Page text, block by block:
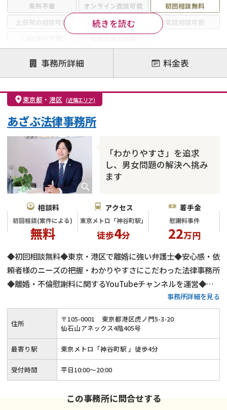
来所不要 オンライン面談可能
初回相談無料
土日祝の相談可能
19時以降電話可能
電話相談可能
注力案件
離婚前相談
離婚調停
離婚裁判
親権・面会交流権
DV
モラハラ
不貞・不倫慰謝料請求
国際離婚
財産分与
続きを読む
事務所詳細 料金表
東京都 ・ 港区 (近隣エリア)
「わかりやすさ」を追求
し、男女問題の解決へ挑み
ます
あざぶ法律事務所
相談料
初回相談(案件による)
無料
アクセス
東京メトロ「神谷町駅」
徒歩4分
着手金
慰謝料事件
22万円
◆初回相談無料◆東京・港区で離婚に強い弁護士◆安心感・依
頼者様のニーズの把握・わかりやすさにこだわった法律事務所
◆離婚・不倫慰謝料に関するYouTubeチャンネルを運営◆不
事務所詳細を見る
住所 〒105-0001
東京都港区虎ノ門5-3-20
仙石山アネックス4階405号
最寄り駅 東京メトロ「神谷町駅 」徒歩4分
受付時間 平日10:00～20:00
この事務所に問合せする